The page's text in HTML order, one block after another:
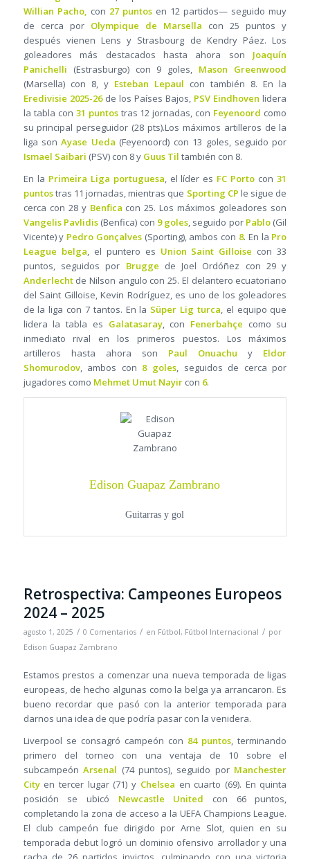
Willian Pacho, con 27 puntosen 12 partidos— seguido muy
de cerca por Olympique de Marsella con 25 puntos y
después vienen Lens y Strasbourg de Kendry Páez. Los
goleadores más destacados hasta ahora son Joaquín
Panichelli (Estrasburgo) con 9 goles, Mason Greenwood
(Marsella) con 8, y Esteban Lepaul con también 8. En la
Eredivisie 2025-26de los Países Bajos, PSV Eindhoven lidera
la tabla con 31 puntostras 12 jornadas, con Feyenoord como
su principal perseguidor (28 pts).Los máximos artilleros de la
liga sonAyase Ueda (Feyenoord) con 13 goles, seguido por
Ismael Saibari (PSV) con 8 y Guus Til también con 8.
En la Primeira Liga portuguesa, el líder es FC Porto con31
puntostras 11 jornadas, mientras que Sporting CP le sigue de
cerca con 28 y Benfica con 25. Los máximos goleadores son
Vangelis Pavlidis(Benfica) con 9 goles, seguido por Pablo (Gil
Vicente) y Pedro Gonçalves(Sporting), ambos con 8. En la Pro
League belga, el puntero es Union Saint Gilloise con 33
puntos, seguidos por Brugge de Joel Ordóñez con 29 y
Anderlechtde Nilson angulo con 25. El delantero ecuatoriano
del Saint Gilloise, Kevin Rodríguez, es uno de los goleadores
de la liga con 7 tantos. En la Süper Lig turca, el equipo que
lidera la tabla es Galatasaray, con Fenerbahçe como su
inmediato rival en los primeros puestos. Los máximos
artilleros hasta ahora son Paul Onuachu y Eldor
Shomurodov, ambos con 8 goles, seguidos de cerca por
jugadores como Mehmet Umut Nayircon 6.
Edison Guapaz Zambrano
Guitarras y gol
Retrospectiva: Campeones Europeos
2024 – 2025
agosto 1, 2025 / 0 Comentarios / en Fútbol, Fútbol Internacional / por
Edison Guapaz Zambrano
Estamos prestos a comenzar una nueva temporada de ligas
europeas, de hecho algunas como la belga ya arrancaron. Es
bueno recordar que pasó con la anterior temporada para
darnos una idea de que podría pasar con la venidera.
Liverpool se consagró campeón con 84 puntos, terminando
primero del torneo con una ventaja de 10 sobre el
subcampeónArsenal (74 puntos), seguido por Manchester
Cityen tercer lugar (71) y Chelsea en cuarto (69). En quinta
posición se ubicó Newcastle United con 66 puntos,
completando la zona de acceso a la UEFA Champions League.
El club campeón fue dirigido por Arne Slot, quien en su
temporada debut logró un dominio ofensivo arrollador y una